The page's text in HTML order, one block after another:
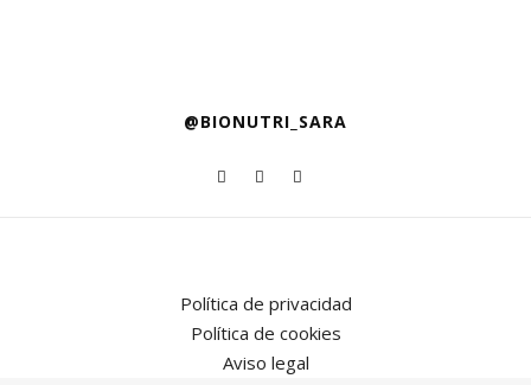
@BIONUTRI_SARA
Política de privacidad
Política de cookies
Aviso legal